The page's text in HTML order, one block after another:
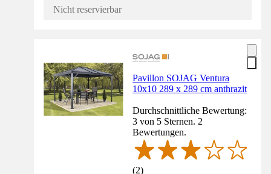
Nicht reservierbar
Pavillon SOJAG Ventura
10x10 289 x 289 cm anthrazit
Durchschnittliche Bewertung:
3 von 5 Sternen. 2
Bewertungen.
(2)